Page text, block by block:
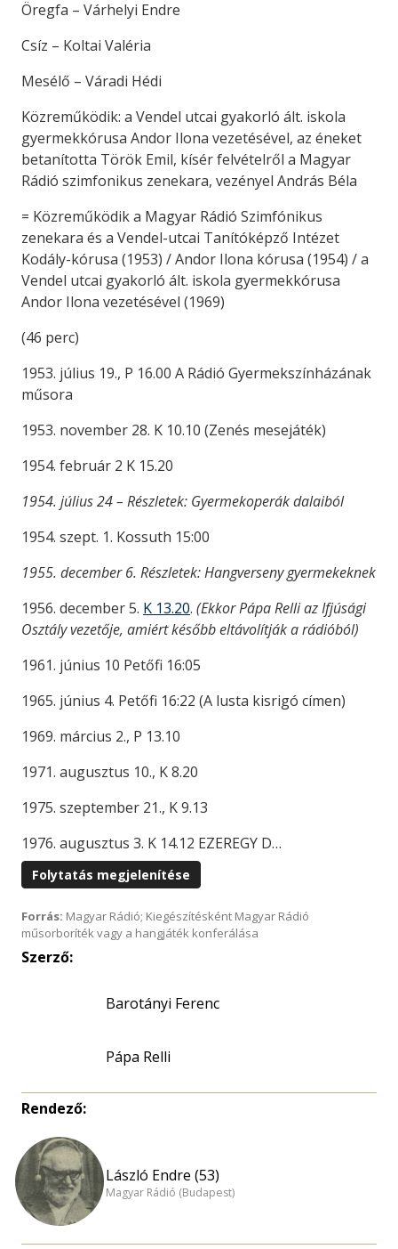
Öregfa – Várhelyi Endre
Csíz – Koltai Valéria
Mesélő – Váradi Hédi
Közreműködik: a Vendel utcai gyakorló ált. iskola
gyermekkórusa Andor Ilona vezetésével, az éneket
betanította Török Emil, kísér felvételről a Magyar
Rádió szimfonikus zenekara, vezényel András Béla
= Közreműködik a Magyar Rádió Szimfónikus
zenekara és a Vendel-utcai Tanítóképző Intézet
Kodály-kórusa (1953) / Andor Ilona kórusa (1954) / a
Vendel utcai gyakorló ált. iskola gyermekkórusa
Andor Ilona vezetésével (1969)
(46 perc)
1953. július 19., P 16.00 A Rádió Gyermekszínházának
műsora
1953. november 28. K 10.10 (Zenés mesejáték)
1954. február 2 K 15.20
1954. július 24 – Részletek: Gyermekoperák dalaiból
1954. szept. 1. Kossuth 15:00
1955. december 6. Részletek: Hangverseny gyermekeknek
1956. december 5. K 13.20. (Ekkor Pápa Relli az Ifjúsági
Osztály vezetője, amiért később eltávolítják a rádióból)
1961. június 10 Petőfi 16:05
1965. június 4. Petőfi 16:22 (A lusta kisrigó címen)
1969. március 2., P 13.10
1971. augusztus 10., K 8.20
1975. szeptember 21., K 9.13
1976. augusztus 3. K 14.12 EZEREGY D…
Folytatás megjelenítése
Forrás: Magyar Rádió; Kiegészítésként Magyar Rádió
műsorboríték vagy a hangjáték konferálása
Szerző:
Barotányi Ferenc
Pápa Relli
Rendező:
László Endre (53)
Magyar Rádió (Budapest)